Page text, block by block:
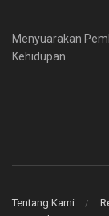
Menyuarakan
Kehidupan
Tentang Kami